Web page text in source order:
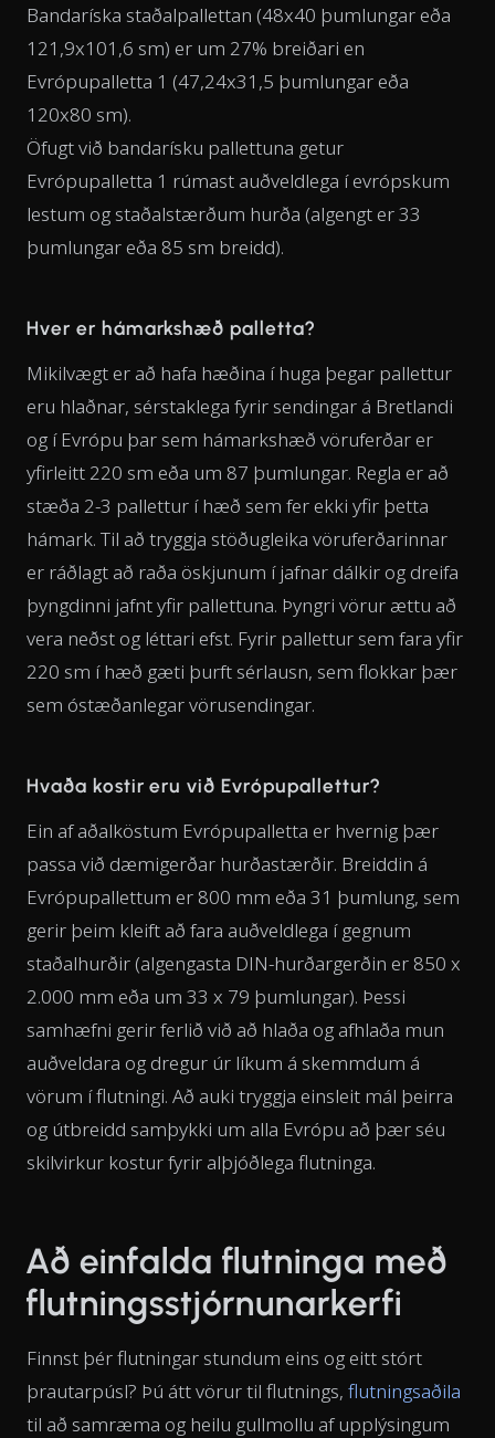
Bandaríska staðalpallettan (48x40 þumlungar eða
121,9x101,6 sm) er um 27% breiðari en
Evrópupalletta 1 (47,24x31,5 þumlungar eða
120x80 sm).
Öfugt við bandarísku pallettuna getur
Evrópupalletta 1 rúmast auðveldlega í evrópskum
lestum og staðalstærðum hurða (algengt er 33
þumlungar eða 85 sm breidd).
Hver er hámarkshæð palletta?
Mikilvægt er að hafa hæðina í huga þegar pallettur
eru hlaðnar, sérstaklega fyrir sendingar á Bretlandi
og í Evrópu þar sem hámarkshæð vöruferðar er
yfirleitt 220 sm eða um 87 þumlungar. Regla er að
stæða 2-3 pallettur í hæð sem fer ekki yfir þetta
hámark. Til að tryggja stöðugleika vöruferðarinnar
er ráðlagt að raða öskjunum í jafnar dálkir og dreifa
þyngdinni jafnt yfir pallettuna. Þyngri vörur ættu að
vera neðst og léttari efst. Fyrir pallettur sem fara yfir
220 sm í hæð gæti þurft sérlausn, sem flokkar þær
sem óstæðanlegar vörusendingar.
Hvaða kostir eru við Evrópupallettur?
Ein af aðalköstum Evrópupalletta er hvernig þær
passa við dæmigerðar hurðastærðir. Breiddin á
Evrópupallettum er 800 mm eða 31 þumlung, sem
gerir þeim kleift að fara auðveldlega í gegnum
staðalhurðir (algengasta DIN-hurðargerðin er 850 x
2.000 mm eða um 33 x 79 þumlungar). Þessi
samhæfni gerir ferlið við að hlaða og afhlaða mun
auðveldara og dregur úr líkum á skemmdum á
vörum í flutningi. Að auki tryggja einsleit mál þeirra
og útbreidd samþykki um alla Evrópu að þær séu
skilvirkur kostur fyrir alþjóðlega flutninga.
Að einfalda flutninga með
flutningsstjórnunarkerfi
Finnst þér flutningar stundum eins og eitt stórt
þrautarpúsl? Þú átt vörur til flutnings, flutningsaðila
til að samræma og heilu gullmollu af upplýsingum